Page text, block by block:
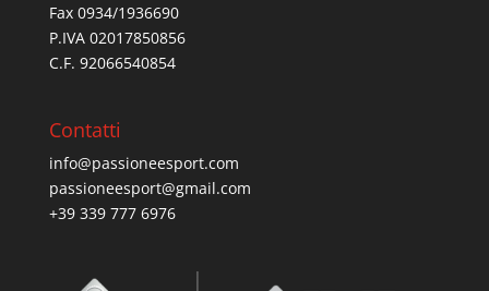
Fax 0934/1936690
P.IVA 02017850856
C.F. 92066540854
Contatti
info@passioneesport.com
passioneesport@gmail.com
+39 339 777 6976